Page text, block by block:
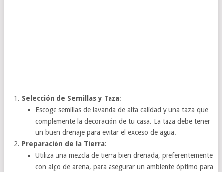
Selección de Semillas y Taza:
Escoge semillas de lavanda de alta calidad y una taza que
complemente la decoración de tu casa. La taza debe tener
un buen drenaje para evitar el exceso de agua.
Preparación de la Tierra:
Utiliza una mezcla de tierra bien drenada, preferentemente
con algo de arena, para asegurar un ambiente óptimo para